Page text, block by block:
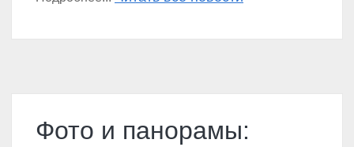
Фото и панорамы: